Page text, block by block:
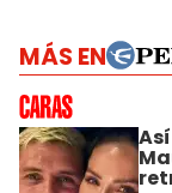
MÁS EN